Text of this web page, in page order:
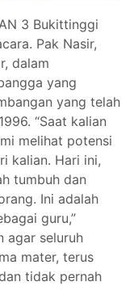
3 Bukittinggi
Pak Nasir,
dalam
yang
yang telah
“Saat kalian
melihat potensi
kalian. Hari ini,
tumbuh dan
Ini adalah
guru,”
agar seluruh
mater, terus
tidak pernah